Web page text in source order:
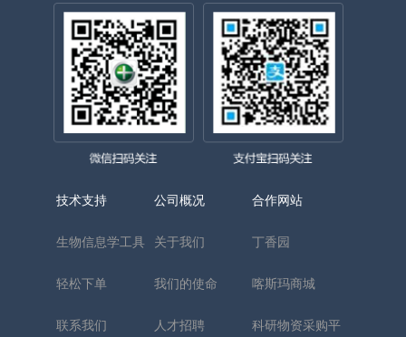
技术支持
生物信息学工具
轻松下单
联系我们
公司概况
关于我们
我们的使命
人才招聘
合作网站
丁香园
喀斯玛商城
科研物资采购平